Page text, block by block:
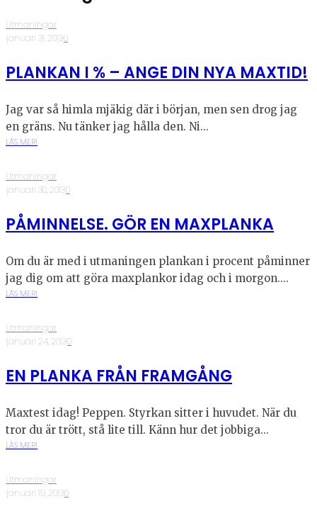
Utmaningar
·januari 31, 2013·0
PLANKAN I % – ANGE DIN NYA MAXTID!
Jag var så himla mjäkig där i början, men sen drog jag
en gräns. Nu tänker jag hålla den. Ni...
LÄS MER!
Utmaningar
·januari 30, 2013·0
PÅMINNELSE. GÖR EN MAXPLANKA
Om du är med i utmaningen plankan i procent påminner
jag dig om att göra maxplankor idag och i morgon....
LÄS MER!
Utmaningar
·januari 24, 2013·0
EN PLANKA FRÅN FRAMGÅNG
Maxtest idag! Peppen. Styrkan sitter i huvudet. När du
tror du är trött, stå lite till. Känn hur det jobbiga...
LÄS MER!
Utmaningar
·januari 19, 2013·0